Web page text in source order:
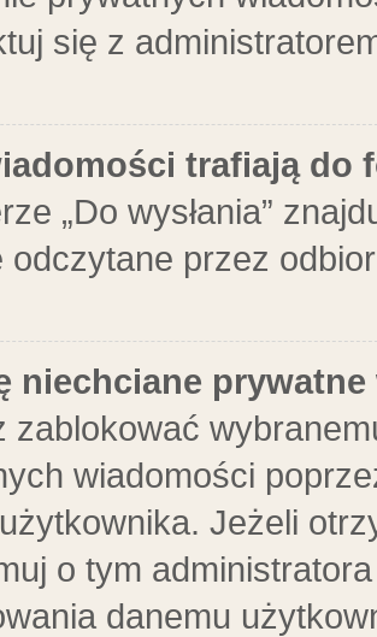
się z
trafiają do
„Do wysłania”
odczytane przez
niechciane
zablokować
wiadomości
Jeżeli
o tym
danemu